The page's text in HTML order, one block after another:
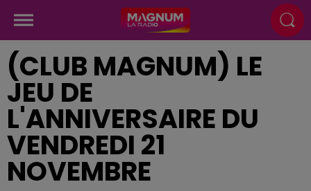
(CLUB MAGNUM) LE
JEU DE
L'ANNIVERSAIRE DU
VENDREDI 21
NOVEMBRE